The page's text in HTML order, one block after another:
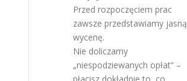
Przed rozpoczęciem prac
zawsze przedstawiamy jasną
wycenę.
Nie doliczamy
„niespodziewanych opłat” –